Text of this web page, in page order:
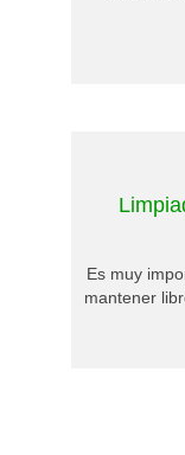
Es muy
mantener